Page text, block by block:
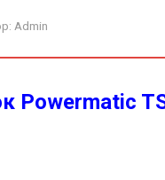
Admin
Powermatic